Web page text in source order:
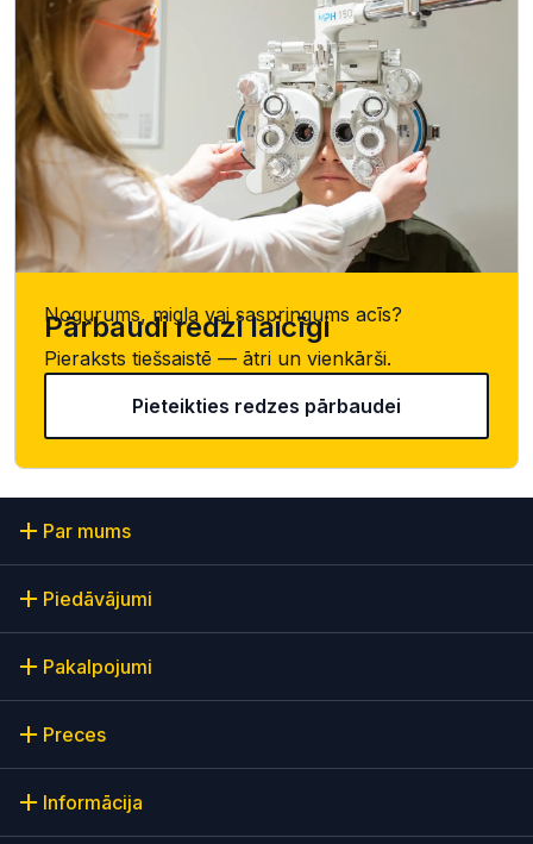
Nogurums, migla vai saspringums acīs?
Pārbaudi redzi laicīgi
Pieraksts tiešsaistē — ātri un vienkārši.
Pieteikties redzes pārbaudei
Par mums
Piedāvājumi
Pakalpojumi
Preces
Informācija